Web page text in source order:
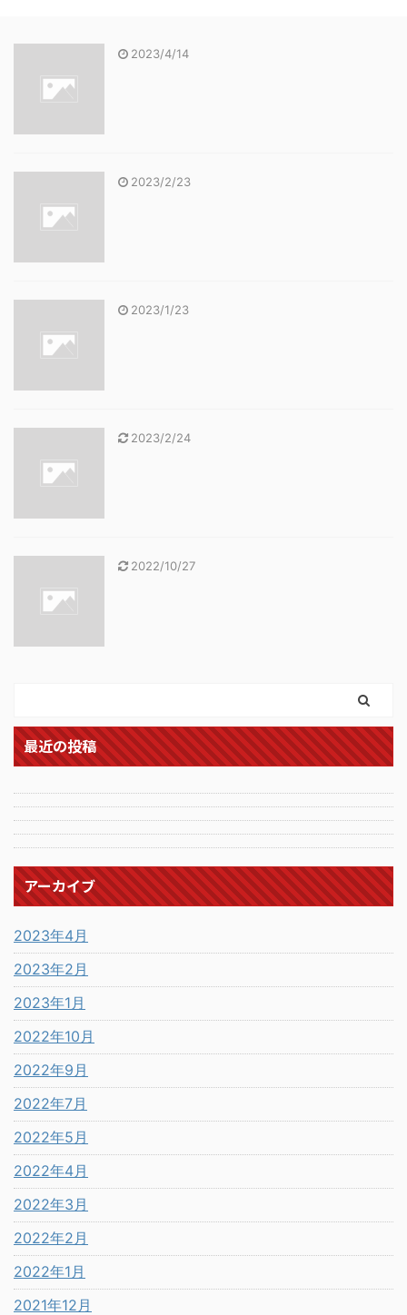
2023/4/14
2023/2/23
2023/1/23
2023/2/24
2022/10/27
最近の投稿
アーカイブ
2023年4月
2023年2月
2023年1月
2022年10月
2022年9月
2022年7月
2022年5月
2022年4月
2022年3月
2022年2月
2022年1月
2021年12月